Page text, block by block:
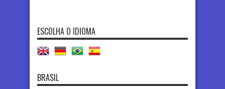
ESCOLHA O IDIOMA
BRASIL